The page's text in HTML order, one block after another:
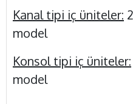
Kanal tipi iç üniteler:
model
Konsol tipi iç üniteler:
model